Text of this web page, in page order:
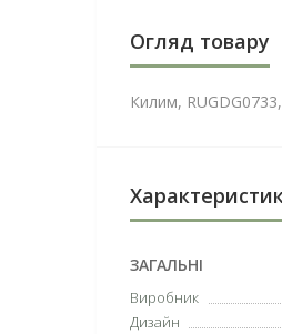
Огляд товару
Килим,
ЗАГАЛЬНІ
Виробник
Дизайн